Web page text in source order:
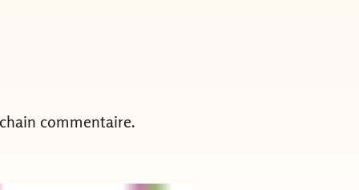
commentaire.